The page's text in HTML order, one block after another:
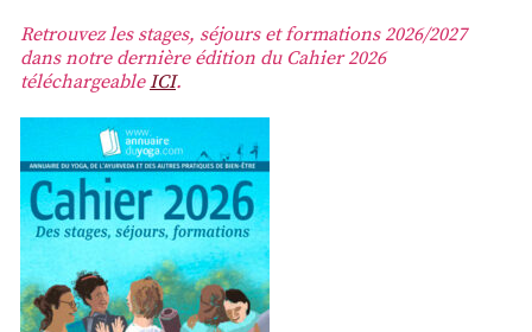
Retrouvez les stages, séjours et formations 2026/2027
dans notre dernière édition du Cahier 2026
téléchargeableICI.